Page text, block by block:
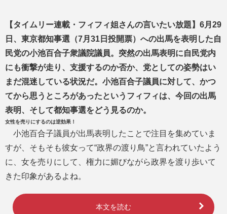
【タイムリー連載・フィフィ姐さんの言いたい放題】6月29
日、東京都知事選（7月31日投開票）への出馬を表明した自
民党の小池百合子衆議院議員。突然の出馬表明に自民党内
にも衝撃が走り、支援するのか否か、党としての姿勢はい
まだ混迷している状況だ。小池百合子議員に対して、かつ
てから思うところがあったというフィフィは、今回の出馬
表明、そして都知事選をどう見るのか。
女性を売りにするのは逆効果！
小池百合子議員が出馬表明したことで注目を集めていま
すが、そもそも彼女って“政界の渡り鳥”と言われていたよう
に、女を売りにして、権力に媚びながら政界を渡り歩いて
きた印象があるよね。
本文を読む